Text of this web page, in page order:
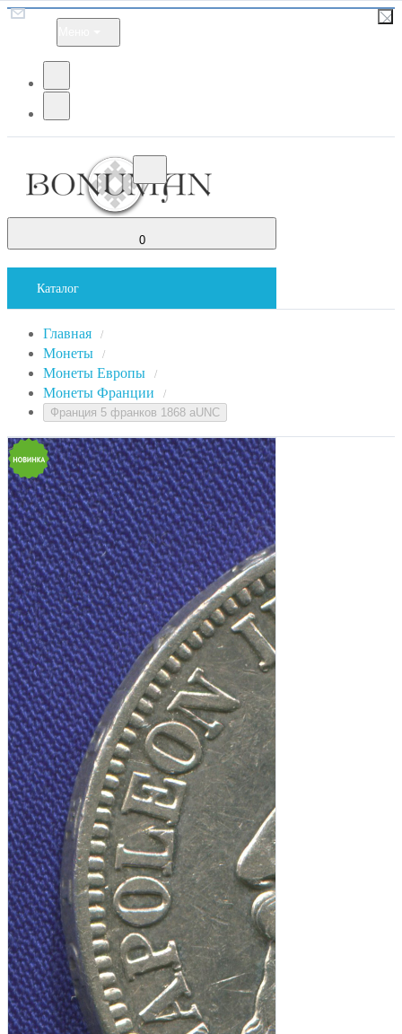
0
Каталог
Главная /
Монеты /
Монеты Европы /
Монеты Франции /
Франция 5 франков 1868 aUNC